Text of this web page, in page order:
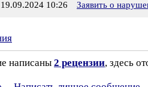
10:26 Заявить о
написаны 2 рецензии, здесь